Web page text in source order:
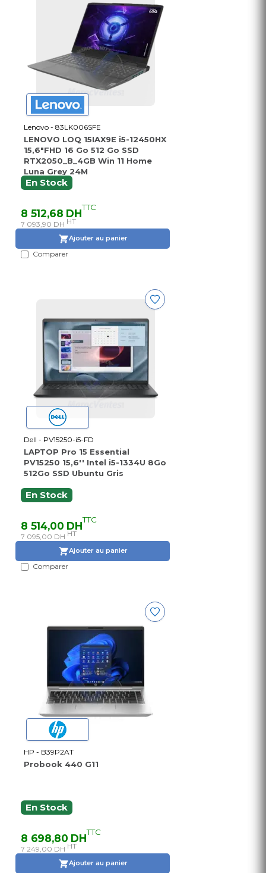
Lenovo - 83LK006SFE
LENOVO LOQ 15IAX9E i5-12450HX
15,6"FHD 16 Go 512 Go SSD
RTX2050_B_4GB Win 11 Home
Luna Grey 24M
En Stock
8 512,68 DHTTC
7 093,90 DH HT
Ajouter au panier
Comparer
Dell - PV15250-i5-FD
LAPTOP Pro 15 Essential
PV15250 15,6'' Intel i5-1334U 8Go
512Go SSD Ubuntu Gris
En Stock
8 514,00 DHTTC
7 095,00 DH HT
Ajouter au panier
Comparer
HP - B39P2AT
Probook 440 G11
En Stock
8 698,80 DHTTC
7 249,00 DH HT
Ajouter au panier